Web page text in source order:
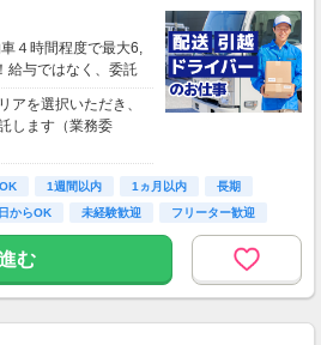
４時間程度で最大6,
給与ではなく、委託
いする業務委託のお
。
した場合を想定。
達完了の15日後に支
、より早く、週払い
ます。
アを選択いただき、
します（業務委
アを選択いただき、
します（業務委
1週間以内 1ヵ月以内
長期
からOK 未経験歓迎 フリーター歓迎
む